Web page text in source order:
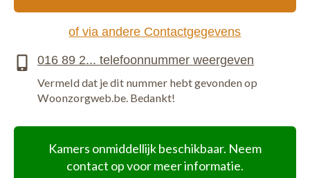
Kamers onmiddellijk beschikbaar. Neem
contact op voor meer informatie.
of via andere Contactgegevens
Vermeld dat je dit nummer hebt gevonden op
Woonzorgweb.be. Bedankt!